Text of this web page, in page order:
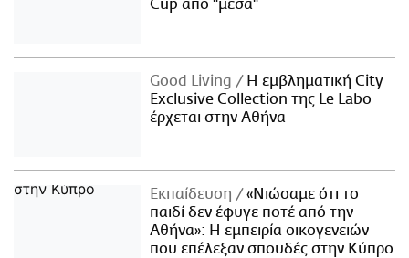
Cup από "μέσα"
Good Living
Η εμβληματική City
Exclusive Collection της Le Labo
έρχεται στην Αθήνα
Εκπαίδευση
«Νιώσαμε ότι το
παιδί δεν έφυγε ποτέ από την
Αθήνα»: Η εμπειρία οικογενειών
που επέλεξαν σπουδές στην Κύπρο